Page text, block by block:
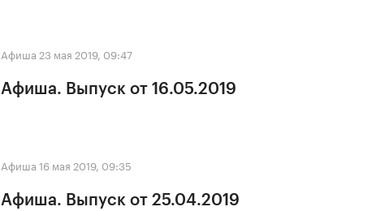
Афиша 23 мая 2019, 09:47
Афиша. Выпуск от 16.05.2019
Афиша 16 мая 2019, 09:35
Афиша. Выпуск от 25.04.2019